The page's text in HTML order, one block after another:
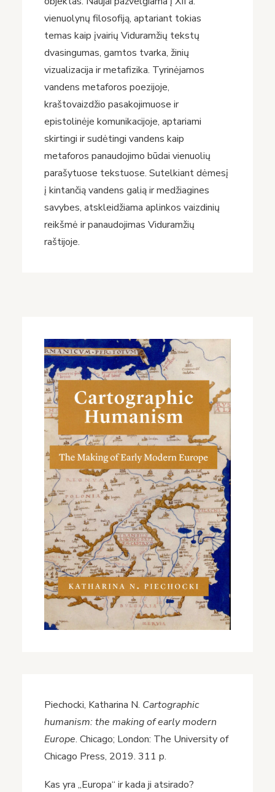
vienuolynų filosofiją, aptariant tokias
temas kaip įvairių Viduramžių tekstų
dvasingumas, gamtos tvarka, žinių
vizualizacija ir metafizika. Tyrinėjamos
vandens metaforos poezijoje,
kraštovaizdžio pasakojimuose ir
epistolinėje komunikacijoje, aptariami
skirtingi ir sudėtingi vandens kaip
metaforos panaudojimo būdai vienuolių
parašytuose tekstuose. Sutelkiant dėmesį
į kintančią vandens galią ir medžiagines
savybes, atskleidžiama aplinkos vaizdinių
reikšmė ir panaudojimas Viduramžių
raštijoje.
Piechocki, Katharina N. Cartographic
humanism: the making of early modern
Europe. Chicago; London: The University of
Chicago Press, 2019. 311 p.
Kas yra „Europa“ ir kada ji atsirado?